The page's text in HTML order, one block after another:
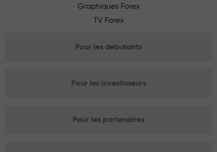
Graphiques Forex
TV Forex
Pour les débutants
Pour les investisseurs
Pour les partenaires